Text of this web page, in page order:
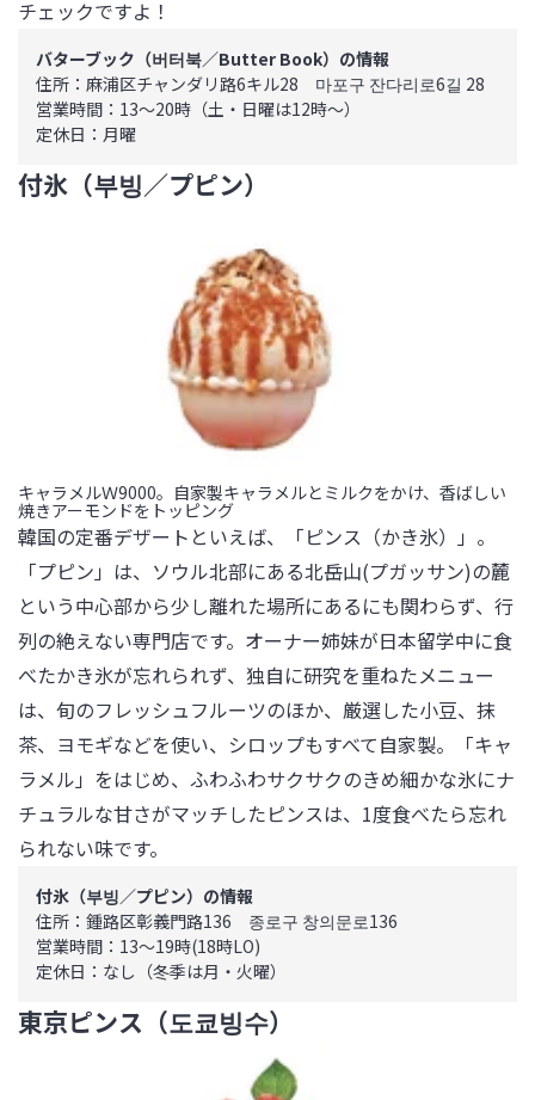
チェックですよ！
バターブック（버터북／Butter Book）の情報
住所：麻浦区チャンダリ路6キル28　마포구 잔다리로6길 28
営業時間：13～20時（土・日曜は12時～）
定休日：月曜
付氷（부빙／プピン）
キャラメルＷ9000。自家製キャラメルとミルクをかけ、香ばしい
焼きアーモンドをトッピング
韓国の定番デザートといえば、「ピンス（かき氷）」。
「プピン」は、ソウル北部にある北岳山(プガッサン)の麓
という中心部から少し離れた場所にあるにも関わらず、行
列の絶えない専門店です。オーナー姉妹が日本留学中に食
べたかき氷が忘れられず、独自に研究を重ねたメニュー
は、旬のフレッシュフルーツのほか、厳選した小豆、抹
茶、ヨモギなどを使い、シロップもすべて自家製。「キャ
ラメル」をはじめ、ふわふわサクサクのきめ細かな氷にナ
チュラルな甘さがマッチしたピンスは、1度食べたら忘れ
られない味です。
付氷（부빙／プピン）の情報
住所：鍾路区彰義門路136　종로구 창의문로136
営業時間：13～19時(18時LO)
定休日：なし（冬季は月・火曜）
東京ピンス（도쿄빙수）